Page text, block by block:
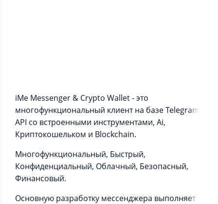
iMe Messenger & Crypto Wallet - это
многофункциональный клиент на базе Telegram
API со встроенными инструментами, Ai,
Криптокошельком и Blockchain.
Многофункциональный, Быстрый,
Конфиденциальный, Облачный, Безопасный,
Финансовый.
Основную разработку мессенджера выполняет